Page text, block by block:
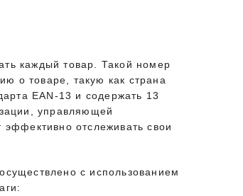
каждый товар. Такой номер
о товаре, такую как страна
EAN-13 и содержать 13
управляющей
отслеживать свои
с использованием